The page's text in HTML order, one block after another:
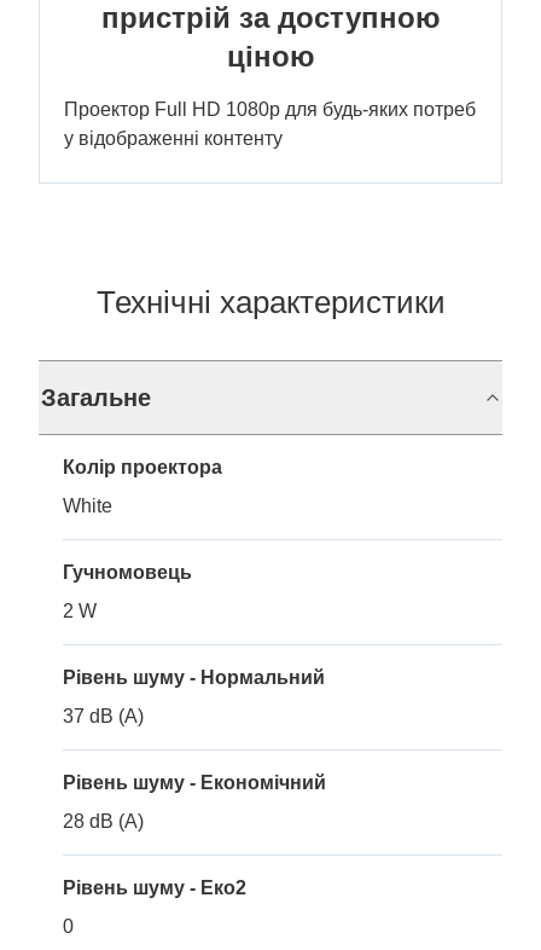
пристрій за доступною
ціною
Проектор Full HD 1080p для будь-яких потреб
у відображенні контенту
Технічні характеристики
Загальне
Колір проектора
White
Гучномовець
2 W
Рівень шуму - Нормальний
37 dB (A)
Рівень шуму - Економічний
28 dB (A)
Рівень шуму - Еко2
0